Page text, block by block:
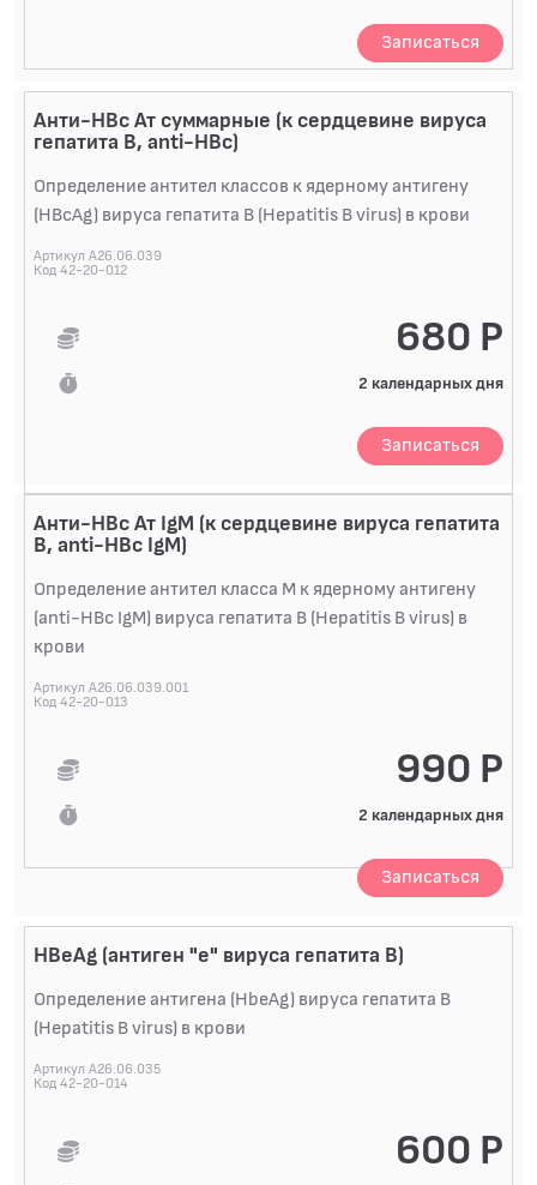
Записаться
Анти-HBc Ат суммарные (к сердцевине вируса
гепатита В, anti-HBc)
Определение антител классов к ядерному антигену
(HBcAg) вируса гепатита B (Hepatitis B virus) в крови
Артикул A26.06.039
Код 42-20-012
680 Р
2 календарных дня
Записаться
Анти-HBc Ат IgM (к сердцевине вируса гепатита
В, anti-HBc IgM)
Определение антител класса M к ядерному антигену
(anti-HBc IgM) вируса гепатита B (Hepatitis B virus) в
крови
Артикул A26.06.039.001
Код 42-20-013
990 Р
2 календарных дня
Записаться
HВeAg (антиген "е" вируса гепатита В)
Определение антигена (HbeAg) вируса гепатита B
(Hepatitis B virus) в крови
Артикул A26.06.035
Код 42-20-014
600 Р